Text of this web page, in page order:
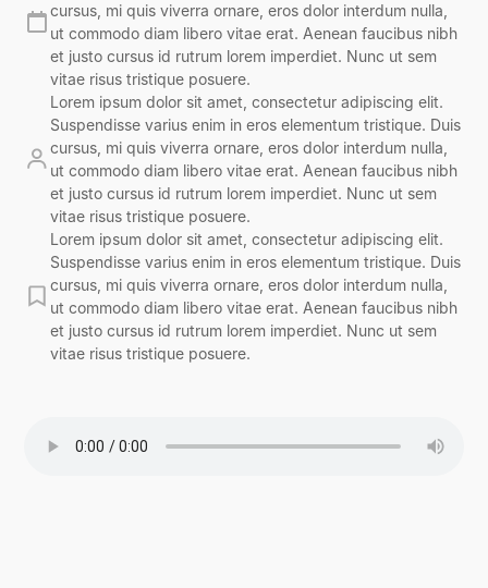
cursus, mi quis viverra ornare, eros dolor interdum nulla,
ut commodo diam libero vitae erat. Aenean faucibus nibh
et justo cursus id rutrum lorem imperdiet. Nunc ut sem
vitae risus tristique posuere.
Lorem ipsum dolor sit amet, consectetur adipiscing elit.
Suspendisse varius enim in eros elementum tristique. Duis
cursus, mi quis viverra ornare, eros dolor interdum nulla,
ut commodo diam libero vitae erat. Aenean faucibus nibh
et justo cursus id rutrum lorem imperdiet. Nunc ut sem
vitae risus tristique posuere.
Lorem ipsum dolor sit amet, consectetur adipiscing elit.
Suspendisse varius enim in eros elementum tristique. Duis
cursus, mi quis viverra ornare, eros dolor interdum nulla,
ut commodo diam libero vitae erat. Aenean faucibus nibh
et justo cursus id rutrum lorem imperdiet. Nunc ut sem
vitae risus tristique posuere.